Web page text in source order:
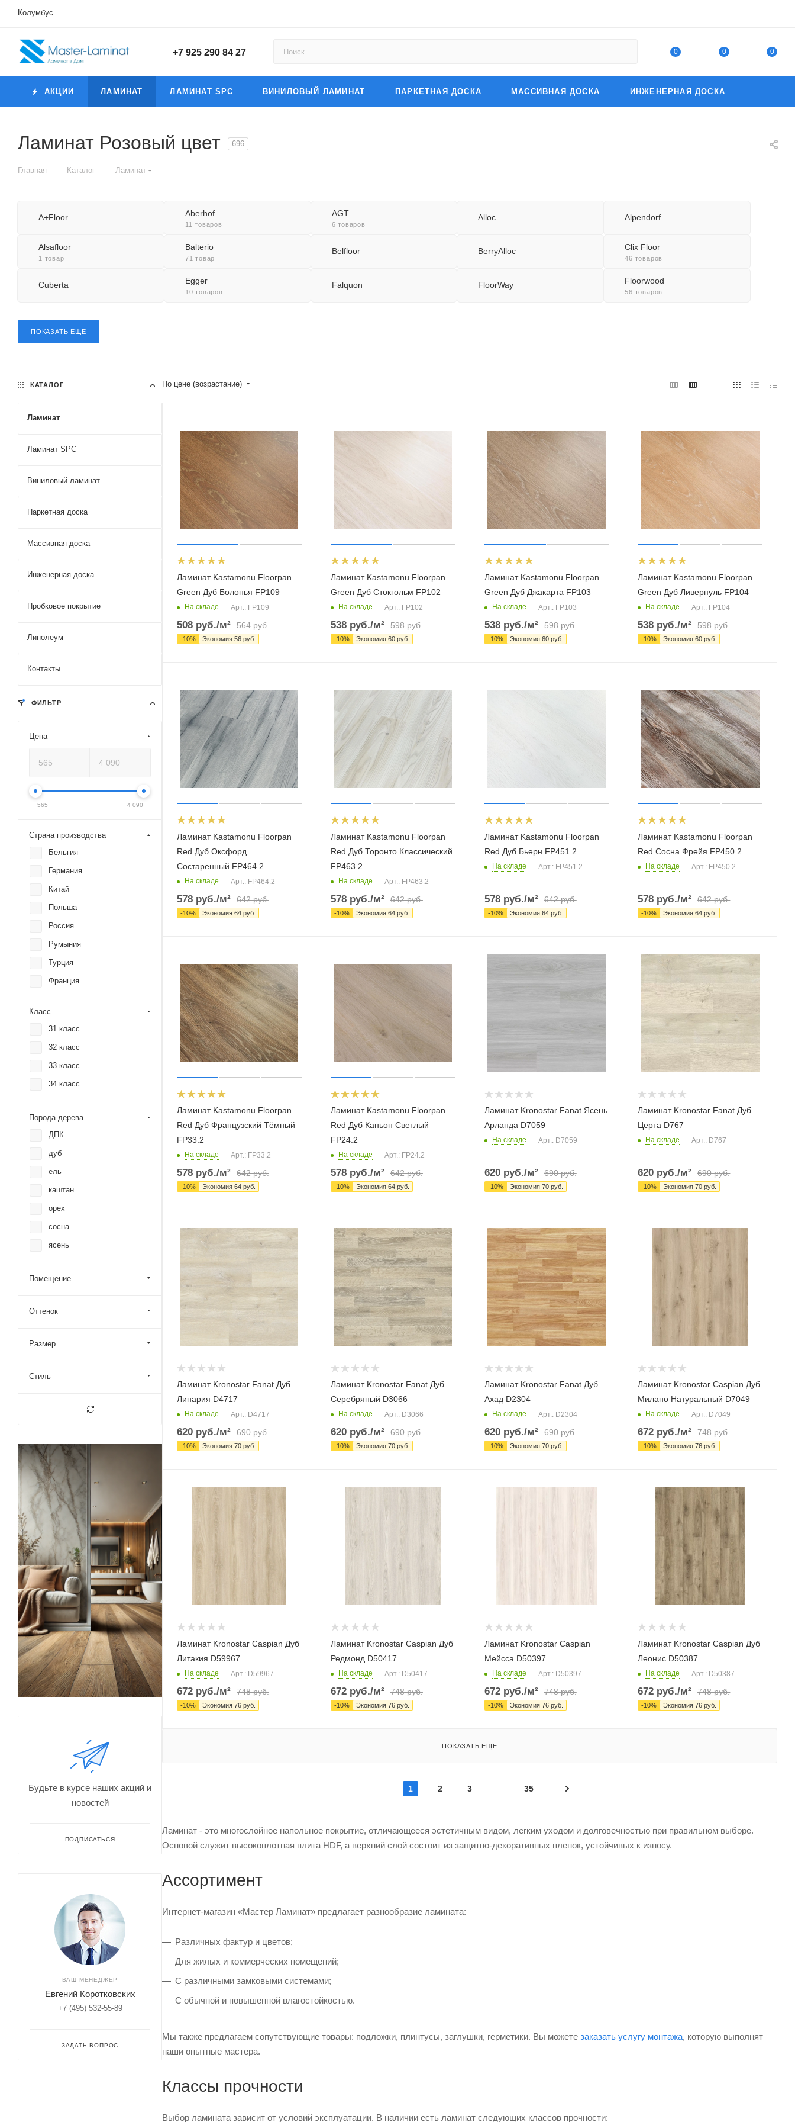
Колумбус
+7 925 290 84 27 0 0 0
АКЦИИ ЛАМИНАТ ЛАМИНАТ SPC ВИНИЛОВЫЙ ЛАМИНАТ ПАРКЕТНАЯ ДОСКА МАССИВНАЯ ДОСКА ИНЖЕНЕРНАЯ ДОСКА
Ламинат Розовый цвет 696
Главная — Каталог — Ламинат
A+Floor Aberhof
11 товаров
AGT
6 товаров
Alloc Alpendorf
Alsafloor
1 товар
Balterio
71 товар
Belfloor BerryAlloc Clix Floor
46 товаров
Cuberta Egger
10 товаров
Falquon FloorWay Floorwood
56 товаров
ПОКАЗАТЬ ЕЩЕ
По цене (возрастание)
Ламинат Kastamonu Floorpan
Green Дуб Болонья FP109
На складе Арт.: FP109
508 руб./м² 564руб.
-10% Экономия 56 руб.
Ламинат Kastamonu Floorpan
Green Дуб Стокгольм FP102
На складе Арт.: FP102
538руб./м² 598руб.
-10% Экономия 60руб.
Ламинат Kastamonu Floorpan
Green Дуб Джакарта FP103
На складе Арт.: FP103
538руб./м² 598руб.
-10% Экономия 60руб.
Ламинат Kastamonu Floorpan
Green Дуб Ливерпуль FP104
На складе Арт.: FP104
538 руб./м² 598руб.
-10% Экономия60 руб.
Ламинат Kastamonu Floorpan
Red Дуб Оксфорд
Состаренный FP464.2
На складе Арт.: FP464.2
578 руб./м² 642руб.
-10% Экономия 64 руб.
Ламинат Kastamonu Floorpan
Red Дуб Торонто Классический
FP463.2
На складе Арт.: FP463.2
578руб./м² 642руб.
-10% Экономия 64руб.
Ламинат Kastamonu Floorpan
Red Дуб Бьерн FP451.2
На складе Арт.: FP451.2
578руб./м² 642руб.
-10% Экономия 64руб.
Ламинат Kastamonu Floorpan
Red Сосна Фрейя FP450.2
На складе Арт.: FP450.2
578 руб./м² 642руб.
-10% Экономия64 руб.
Ламинат Kastamonu Floorpan
Red Дуб Французский Тёмный
FP33.2
На складе Арт.: FP33.2
578 руб./м² 642руб.
-10% Экономия 64 руб.
Ламинат Kastamonu Floorpan
Red Дуб Каньон Светлый
FP24.2
На складе Арт.: FP24.2
578руб./м² 642руб.
-10% Экономия 64руб.
Ламинат Kronostar Fanat Ясень
Арланда D7059
На складе Арт.: D7059
620руб./м² 690руб.
-10% Экономия 70руб.
Ламинат Kronostar Fanat Дуб
Церта D767
На складе Арт.: D767
620 руб./м² 690руб.
-10% Экономия70 руб.
Ламинат Kronostar Fanat Дуб
Линария D4717
На складе Арт.: D4717
620 руб./м² 690руб.
-10% Экономия 70 руб.
Ламинат Kronostar Fanat Дуб
Серебряный D3066
На складе Арт.: D3066
620руб./м² 690руб.
-10% Экономия 70руб.
Ламинат Kronostar Fanat Дуб
Ахад D2304
На складе Арт.: D2304
620руб./м² 690руб.
-10% Экономия 70руб.
Ламинат Kronostar Caspian Дуб
Милано Натуральный D7049
На складе Арт.: D7049
672 руб./м² 748руб.
-10% Экономия76 руб.
Ламинат Kronostar Caspian Дуб
Литакия D59967
На складе Арт.: D59967
672 руб./м² 748руб.
-10% Экономия 76 руб.
Ламинат Kronostar Caspian Дуб
Редмонд D50417
На складе Арт.: D50417
672руб./м² 748руб.
-10% Экономия 76руб.
Ламинат Kronostar Caspian
Мейсса D50397
На складе Арт.: D50397
672руб./м² 748руб.
-10% Экономия 76руб.
Ламинат Kronostar Caspian Дуб
Леонис D50387
На складе Арт.: D50387
672 руб./м² 748руб.
-10% Экономия76 руб.
ПОКАЗАТЬ ЕЩЕ
1 2 3 35
Ламинат - это многослойное напольное покрытие, отличающееся эстетичным видом, легким уходом и долговечностью при правильном выборе.
Основой служит высокоплотная плита HDF, а верхний слой состоит из защитно-декоративных пленок, устойчивых к износу.
Ассортимент
Интернет-магазин «Мастер Ламинат» предлагает разнообразие ламината:
Различных фактур и цветов;
Для жилых и коммерческих помещений;
С различными замковыми системами;
С обычной и повышенной влагостойкостью.
Мы также предлагаем сопутствующие товары: подложки, плинтусы, заглушки, герметики. Вы можете заказать услугу монтажа, которую выполнят
наши опытные мастера.
Классы прочности
Выбор ламината зависит от условий эксплуатации. В наличии есть ламинат следующих классов прочности:
КАТАЛОГ
Ламинат
Ламинат SPC
Виниловый ламинат
Паркетная доска
Массивная доска
Инженерная доска
Пробковое покрытие
Линолеум
Контакты
ФИЛЬТР
Цена
565 4 090
Страна производства
Бельгия
Германия
Китай
Польша
Россия
Румыния
Турция
Франция
Класс
31 класс
32 класс
33 класс
34 класс
Порода дерева
ДПК
дуб
ель
каштан
орех
сосна
ясень
Помещение
Оттенок
Размер
Стиль
Будьте в курсе наших акций и
новостей
ПОДПИСАТЬСЯ
ВАШ МЕНЕДЖЕР
Евгений Коротковских
+7 (495) 532-55-89
ЗАДАТЬ ВОПРОС